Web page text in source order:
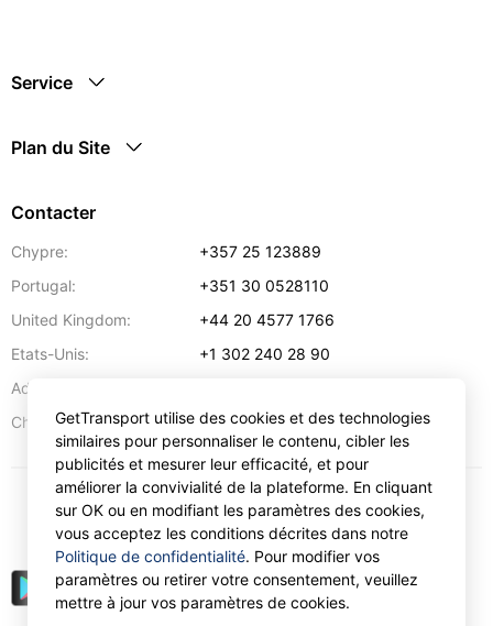
Service
Plan du Site
Contacter
Chypre:
+357 25 123889
Portugal:
+351 30 0528110
United Kingdom:
+44 20 4577 1766
Etats-Unis:
+1 302 240 28 90
Adresse:
Chypre:
57 Spyrou Kyprianou,Larnaca 6051
EUR
GetTransport utilise des cookies et des technologies
similaires pour personnaliser le contenu, cibler les
publicités et mesurer leur efficacité, et pour
améliorer la convivialité de la plateforme. En cliquant
sur OK ou en modifiant les paramètres des cookies,
vous acceptez les conditions décrites dans notre
Politique de confidentialité. Pour modifier vos
paramètres ou retirer votre consentement, veuillez
mettre à jour vos paramètres de cookies.